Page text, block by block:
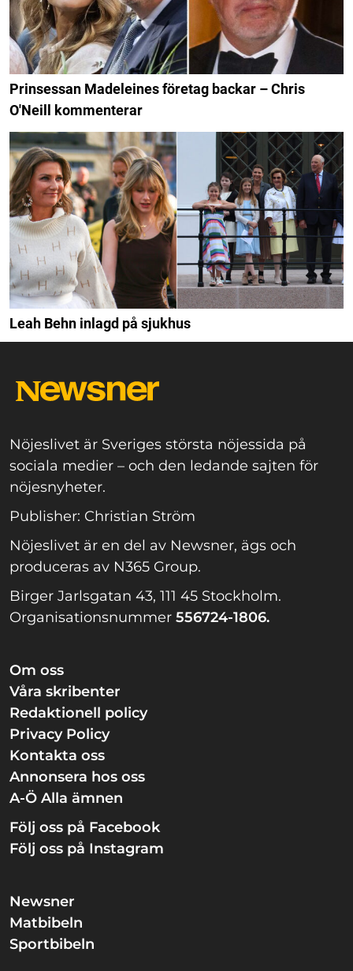
Prinsessan Madeleines företag backar – Chris
O'Neill kommenterar
Leah Behn inlagd på sjukhus
Nöjeslivet är Sveriges största nöjessida på
sociala medier – och den ledande sajten för
nöjesnyheter.
Publisher: Christian Ström
Nöjeslivet är en del av Newsner, ägs och
produceras av N365 Group.
Birger Jarlsgatan 43, 111 45 Stockholm.
Organisationsnummer 556724-1806.
Om oss
Våra skribenter
Redaktionell policy
Privacy Policy
Kontakta oss
Annonsera hos oss
A-Ö Alla ämnen
Följ oss på Facebook
Följ oss på Instagram
Newsner
Matbibeln
Sportbibeln